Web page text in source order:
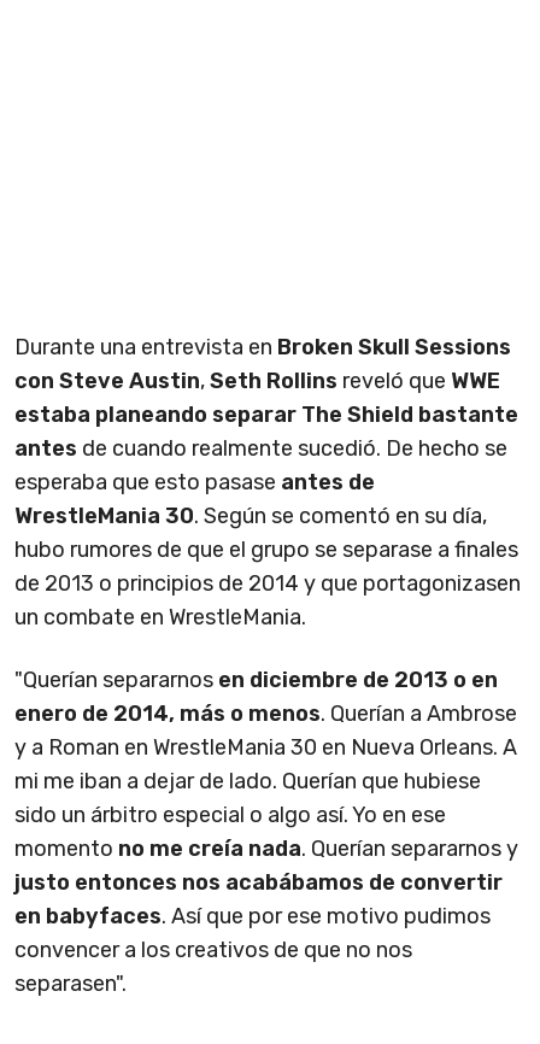
Durante una entrevista en Broken Skull Sessions
con Steve Austin,Seth Rollins reveló que WWE
estaba planeando separar The Shield bastante
antes de cuando realmente sucedió. De hecho se
esperaba que esto pasase antes de
WrestleMania 30. Según se comentó en su día,
hubo rumores de que el grupo se separase a finales
de 2013 o principios de 2014 y que portagonizasen
un combate en WrestleMania.
"Querían separarnos en diciembre de 2013 o en
enero de 2014, más o menos. Querían a Ambrose
y a Roman en WrestleMania 30 en Nueva Orleans. A
mi me iban a dejar de lado. Querían que hubiese
sido un árbitro especial o algo así. Yo en ese
momento no me creía nada. Querían separarnos y
justo entonces nos acabábamos de convertir
en babyfaces. Así que por ese motivo pudimos
convencer a los creativos de que no nos
separasen".